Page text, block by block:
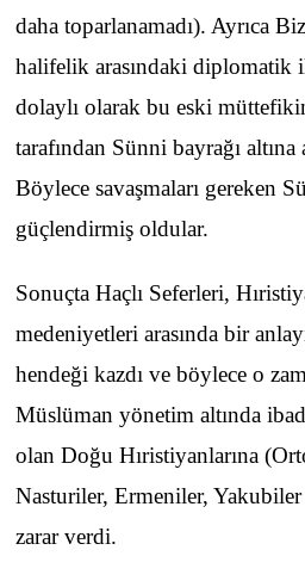
daha toparlanamadı). Ayrıca
halifelik arasındaki diplomatik
dolaylı olarak bu eski
tarafından Sünni bayrağı altına
Böylece savaşmaları gereken
güçlendirmiş oldular.
Sonuçta Haçlı Seferleri,
medeniyetleri arasında bir
hendeği kazdı ve böylece o
Müslüman yönetim altında
olan Doğu Hıristiyanlarına
Nasturiler, Ermeniler,
zarar verdi.